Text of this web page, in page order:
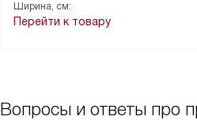
Ширина, см:
Перейти к товару
Вопросы и ответы про